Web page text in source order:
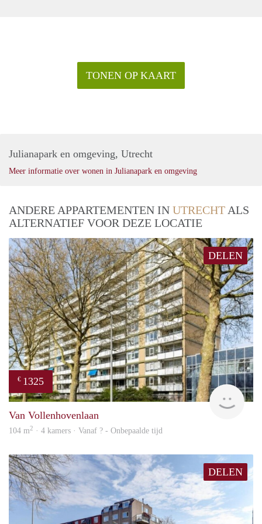
TONEN OP KAART
Julianapark en omgeving, Utrecht
Meer informatie over wonen in Julianapark en omgeving
ANDERE APPARTEMENTEN IN UTRECHT ALS
ALTERNATIEF VOOR DEZE LOCATIE
DELEN
€ 1325
Van Vollenhovenlaan
104 m2 · 4 kamers · Vanaf ? - Onbepaalde tijd
DELEN